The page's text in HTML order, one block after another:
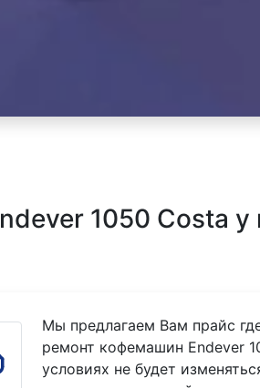
1050 Costa у
Мы предлагаем Вам прайс
ремонт кофемашин Endever
условиях не будет